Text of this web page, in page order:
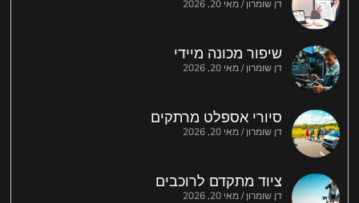
דן שומרון מאי 20, 2026
שיפור מכונה מיידי
דן שומרון מאי 20, 2026
סיורי אספלט מרתקים
דן שומרון מאי 20, 2026
ציוד מתקדם לרוכבים
דן שומרון מאי 20, 2026